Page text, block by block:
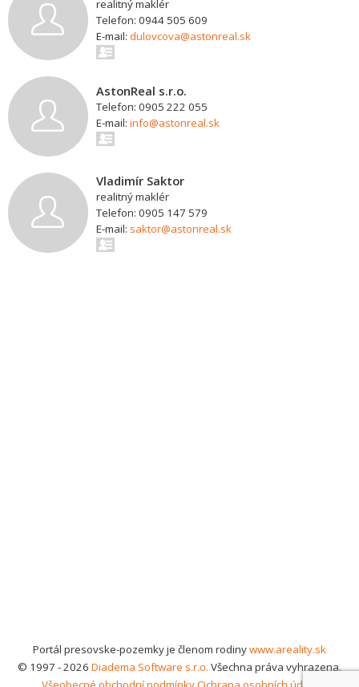
realitný maklér
Telefon: 0944 505 609
E-mail: dulovcova@astonreal.sk
AstonReal s.r.o.
Telefon: 0905 222 055
E-mail: info@astonreal.sk
Vladimír Saktor
realitný maklér
Telefon: 0905 147 579
E-mail: saktor@astonreal.sk
Portál presovske-pozemky je členom rodinywww.areality.sk
© 1997 - 2026 Diadema Software s.r.o. Všechna práva vyhrazena.